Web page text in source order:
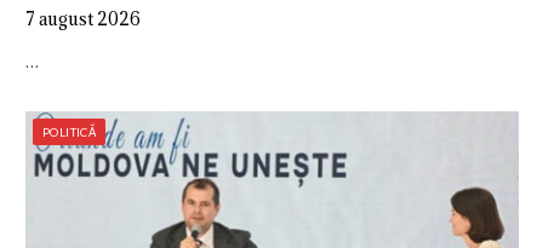
7 august 2026
…
POLITICĂ